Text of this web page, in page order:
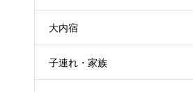
大内宿
子連れ・家族